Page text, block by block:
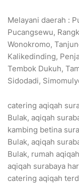
Melayani daerah :
Pucangsewu,
Wonokromo,
Kalikedinding,
Tembok Dukuh,
Sidodadi,
catering aqiqah
Bulak, aqiqah
kambing betina
Bulak, aqiqah
Bulak, rumah
aqiqah surabaya
catering aqiqah